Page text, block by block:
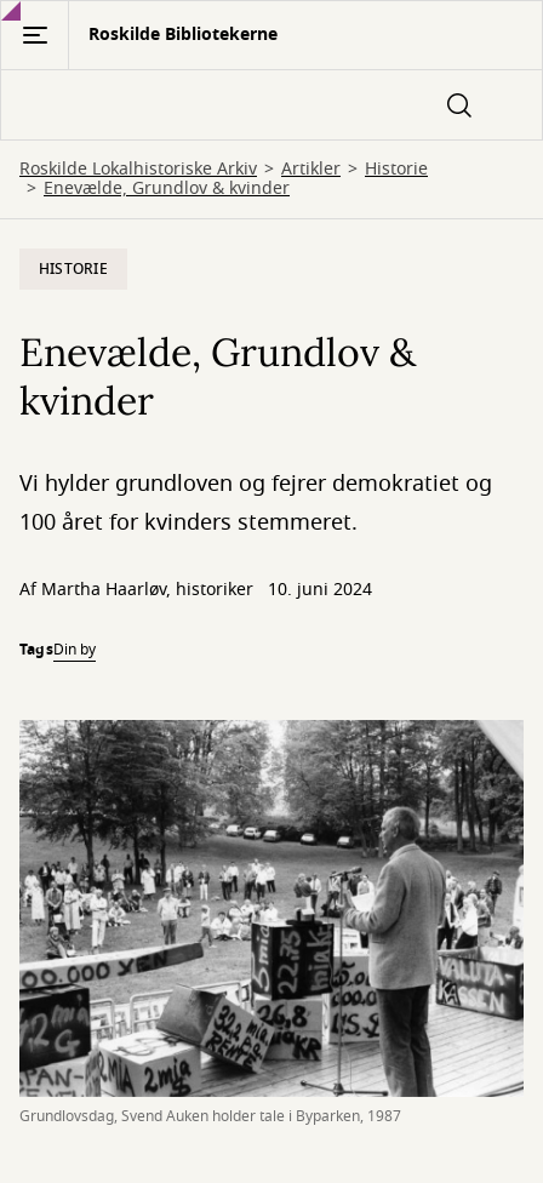
Gå
hovedindhold
Roskilde Bibliotekerne
Roskilde Lokalhistoriske Arkiv Artikler Historie
Enevælde, Grundlov & kvinder
HISTORIE
Enevælde, Grundlov &
kvinder
Vi hylder grundloven og fejrer demokratiet og
100 året for kvinders stemmeret.
Af Martha Haarløv, historiker 10. juni 2024
TagsDin by
Grundlovsdag, Svend Auken holder tale i Byparken, 1987